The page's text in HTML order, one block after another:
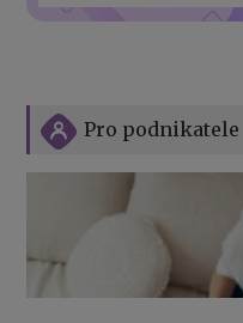
Pro podnikatele